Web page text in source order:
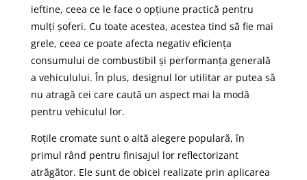
ieftine, ceea ce le face o opțiune practică pentru
mulți șoferi. Cu toate acestea, acestea tind să fie mai
grele, ceea ce poate afecta negativ eficiența
consumului de combustibil și performanța generală
a vehiculului. În plus, designul lor utilitar ar putea să
nu atragă cei care caută un aspect mai la modă
pentru vehiculul lor.
Roțile cromate sunt o altă alegere populară, în
primul rând pentru finisajul lor reflectorizant
atrăgător. Ele sunt de obicei realizate prin aplicarea